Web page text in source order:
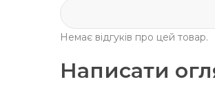
Немає відгуків про цей товар.
Написати